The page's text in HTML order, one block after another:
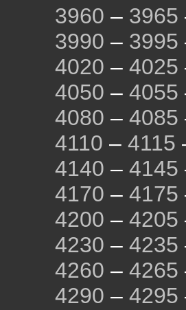
3960 – 3965
3990 – 3995
4020 – 4025
4050 – 4055
4080 – 4085
4110 – 4115
4140 – 4145
4170 – 4175
4200 – 4205
4230 – 4235
4260 – 4265
4290 – 4295